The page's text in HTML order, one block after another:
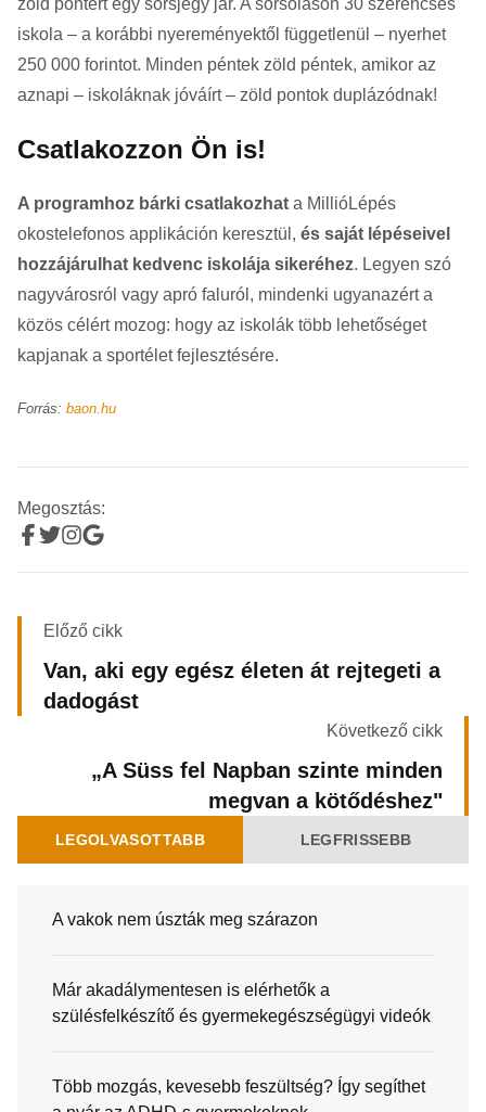
iskola – a korábbi nyereményektől függetlenül – nyerhet
250 000 forintot. Minden péntek zöld péntek, amikor az
aznapi – iskoláknak jóváírt – zöld pontok duplázódnak!
Csatlakozzon Ön is!
A programhoz bárki csatlakozhat a MillióLépés
okostelefonos applikáción keresztül, és saját lépéseivel
hozzájárulhat kedvenc iskolája sikeréhez. Legyen szó
nagyvárosról vagy apró faluról, mindenki ugyanazért a
közös célért mozog: hogy az iskolák több lehetőséget
kapjanak a sportélet fejlesztésére.
Forrás: baon.hu
Megosztás:
Előző cikk
Van, aki egy egész életen át rejtegeti a
dadogást
Következő cikk
„A Süss fel Napban szinte minden
megvan a kötődéshez"
LEGOLVASOTTABB LEGFRISSEBB
A vakok nem úszták meg szárazon
Már akadálymentesen is elérhetők a
szülésfelkészítő és gyermekegészségügyi videók
Több mozgás, kevesebb feszültség? Így segíthet